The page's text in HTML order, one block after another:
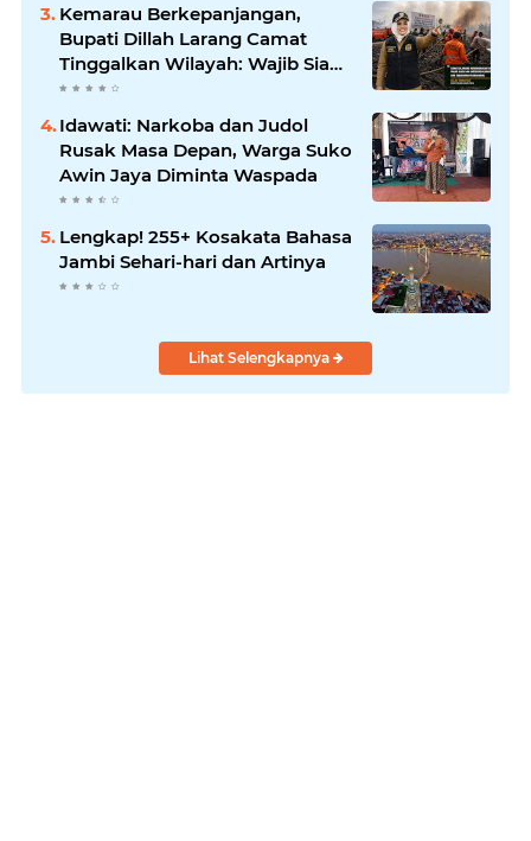
Kemarau Berkepanjangan,
Bupati Dillah Larang Camat
Tinggalkan Wilayah: Wajib Siaga
Hadapi Karhutla dan Kebakaran
Idawati: Narkoba dan Judol
Rusak Masa Depan, Warga Suko
Awin Jaya Diminta Waspada
Lengkap! 255+ Kosakata Bahasa
Jambi Sehari-hari dan Artinya
Lihat Selengkapnya